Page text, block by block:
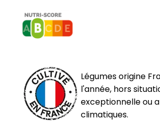
Légumes origine
l'année, hors
exceptionnelle ou
climatiques.